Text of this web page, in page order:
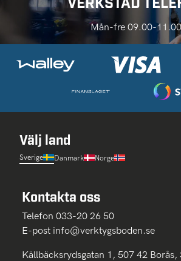
Mån-fre 09.00-11.00
Välj land
Sverige Danmark Norge
Kontakta oss
Telefon 033-20 26 50
E-post info@verktygsboden.se
Källbäcksrydsgatan 1, 507 42 Borås,